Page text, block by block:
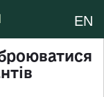
EN